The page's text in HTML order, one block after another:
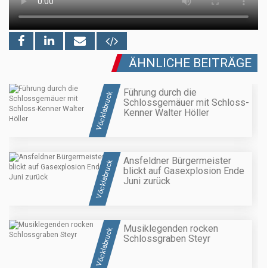
ÄHNLICHE BEITRÄGE
Vöcklabruck
Führung durch die
Schlossgemäuer mit Schloss-
Kenner Walter Höller
Vöcklabruck
Ansfeldner Bürgermeister
blickt auf Gasexplosion Ende
Juni zurück
Vöcklabruck
Musiklegenden rocken
Schlossgraben Steyr